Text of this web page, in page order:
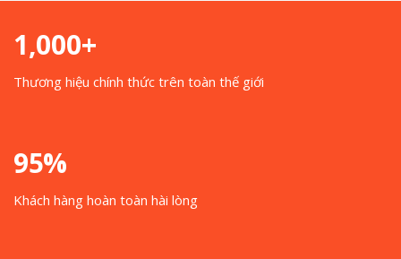
1,000+
Thương hiệu chính thức trên toàn thế giới
95%
Khách hàng hoàn toàn hài lòng